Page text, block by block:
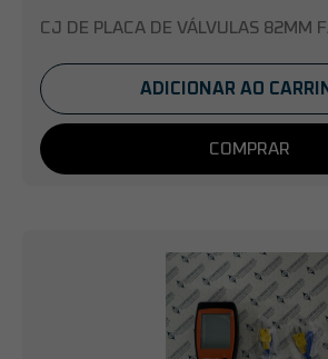
CJ DE PLACA DE VÁLVULAS 82MM
ADICIONAR AO
COMPRAR